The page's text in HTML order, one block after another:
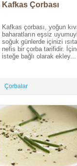
Kafkas Çorbası
Kafkas çorbası, yoğun
baharatların eşsiz
soğuk günlerde içinizi
nefis bir çorba tarifidir.
isteğe bağlı olarak ekley...
Çorbalar